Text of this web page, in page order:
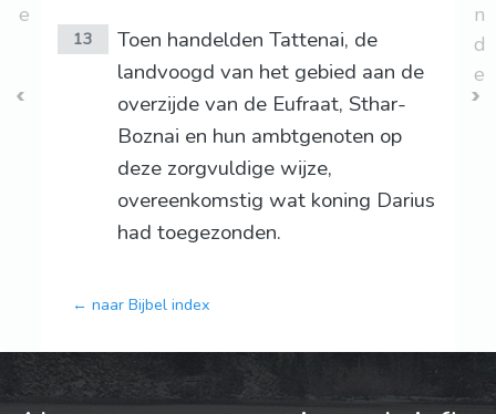
e
13
Toen handelden Tattenai, de
landvoogd van het gebied aan de
overzijde van de Eufraat, Sthar-
Boznai en hun ambtgenoten op
deze zorgvuldige wijze,
overeenkomstig wat koning Darius
had toegezonden.
← naar Bijbel index
n
d
e